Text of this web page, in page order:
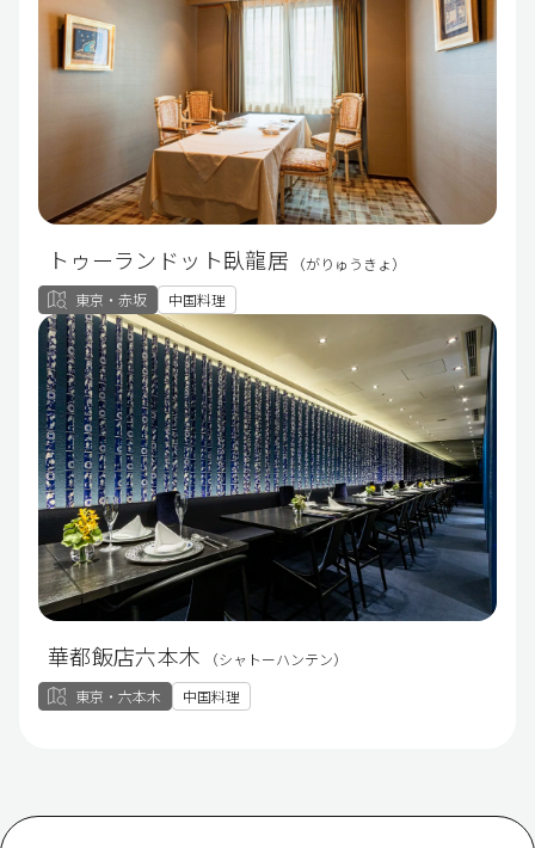
トゥーランドット臥龍居
（がりゅうきょ）
東京・赤坂
中国料理
華都飯店六本木
（シャトーハンテン）
東京・六本木
中国料理